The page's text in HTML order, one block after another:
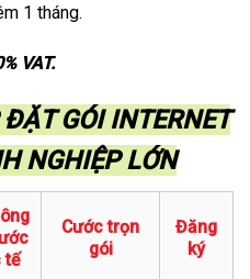
1 tháng.
VAT.
GÓI INTERNET
NGHIỆP LỚN
tế
Cước trọn
gói
Đăng
ký